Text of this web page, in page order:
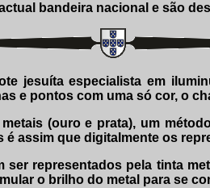
bandeira nacional e são
jesuíta especialista em
e pontos com uma só cor, o
(ouro e prata), um
é assim que digitalmente os
ser representados pela tinta
o brilho do metal para se